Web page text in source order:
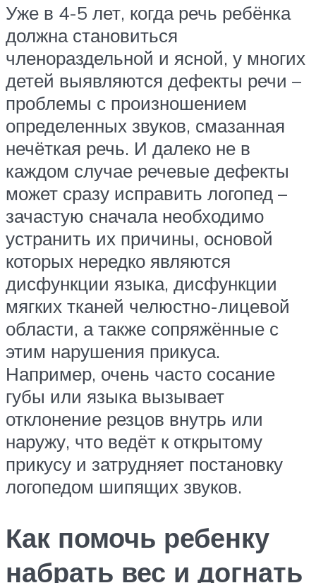
Уже в 4-5 лет, когда речь ребёнка
должна становиться
членораздельной и ясной, у многих
детей выявляются дефекты речи –
проблемы с произношением
определенных звуков, смазанная
нечёткая речь. И далеко не в
каждом случае речевые дефекты
может сразу исправить логопед –
зачастую сначала необходимо
устранить их причины, основой
которых нередко являются
дисфункции языка, дисфункции
мягких тканей челюстно-лицевой
области, а также сопряжённые с
этим нарушения прикуса.
Например, очень часто сосание
губы или языка вызывает
отклонение резцов внутрь или
наружу, что ведёт к открытому
прикусу и затрудняет постановку
логопедом шипящих звуков.
Как помочь ребенку
набрать вес и догнать